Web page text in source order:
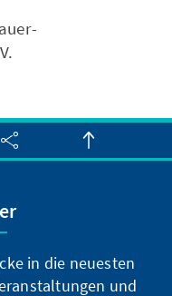
in die neuesten
und